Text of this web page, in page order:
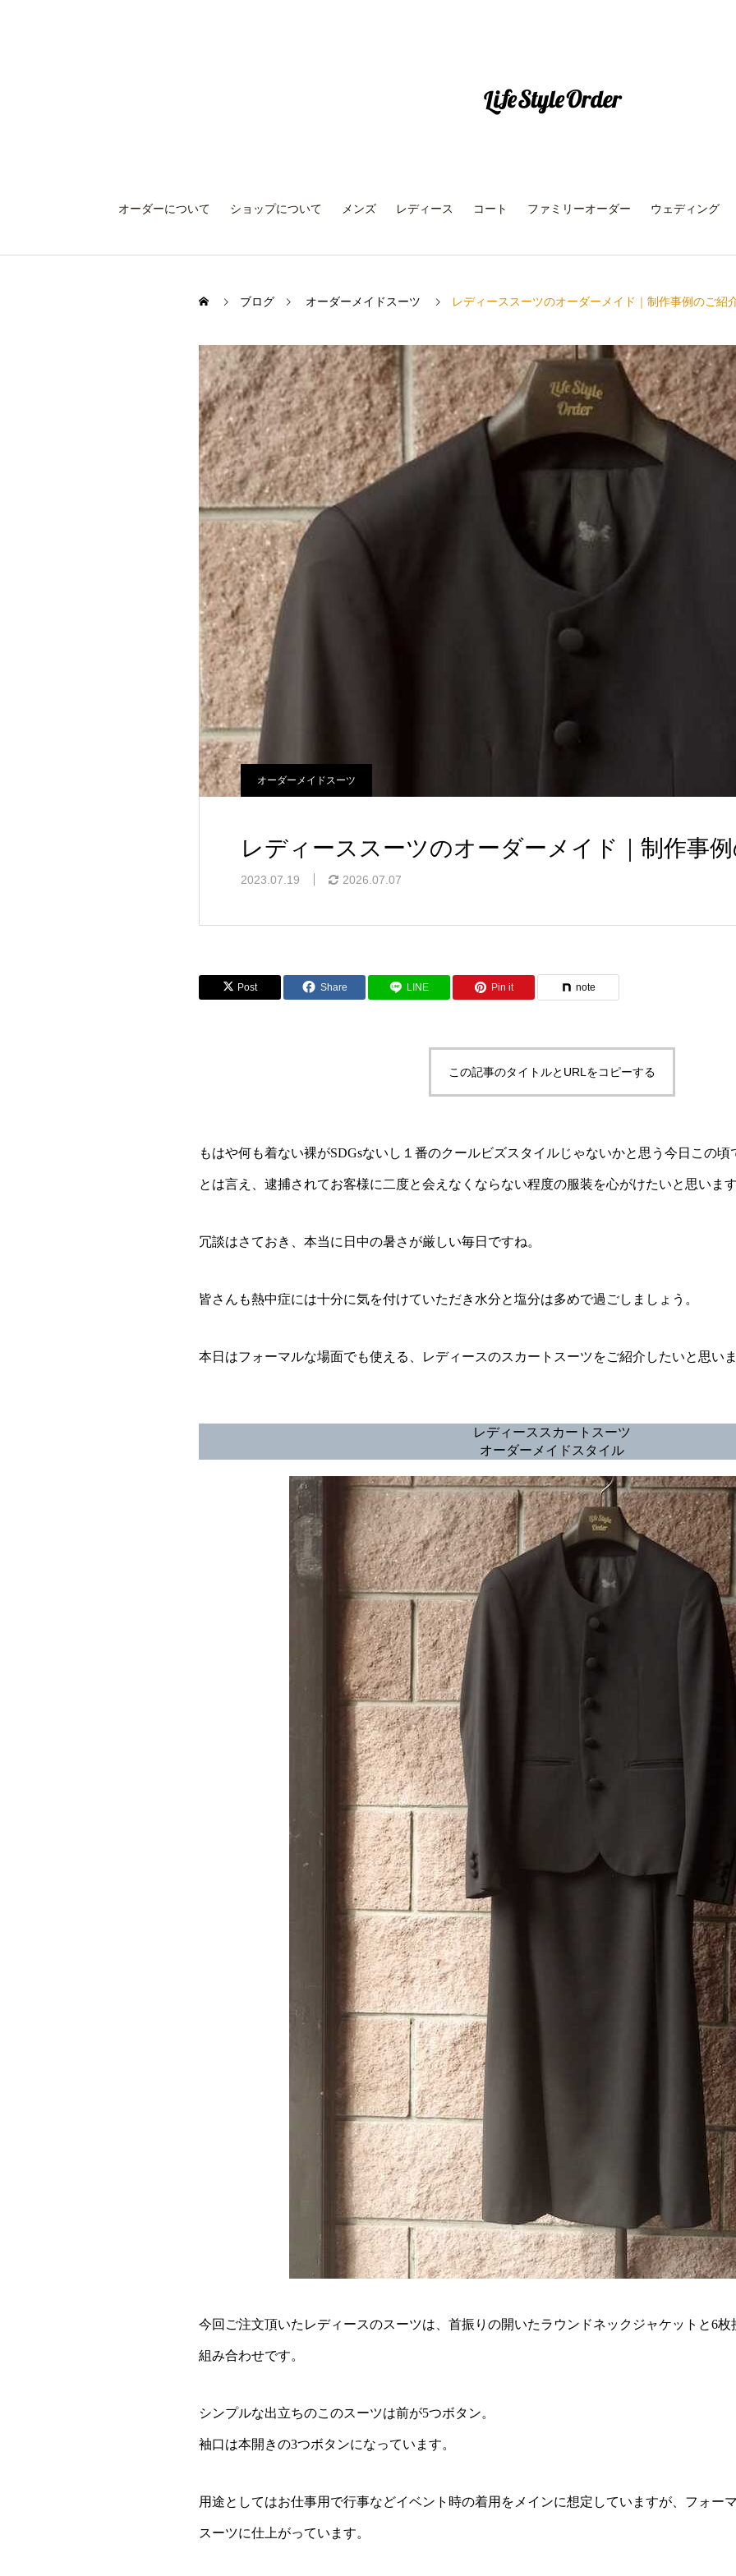
オーダーについて ショップについて メンズ レディース コート ファミリーオーダー ウェディング
ブログ オーダーメイドスーツ レディーススーツのオーダーメイド｜制作事例のご紹
オーダーメイドスーツ
レディーススーツのオーダーメイド｜制作事
2023.07.19 2026.07.07
Post Share LINE Pin it note
この記事のタイトルとURLをコピーする
もはや何も着ない裸がSDGsないし１番のクールビズスタイルじゃないかと思う今日この頃
とは言え、逮捕されてお客様に二度と会えなくならない程度の服装を心がけたいと思いま
冗談はさておき、本当に日中の暑さが厳しい毎日ですね。
皆さんも熱中症には十分に気を付けていただき水分と塩分は多めで過ごしましょう。
本日はフォーマルな場面でも使える、レディースのスカートスーツをご紹介したいと思い
レディーススカートスーツ
オーダーメイドスタイル
今回ご注文頂いたレディースのスーツは、首振りの開いたラウンドネックジャケットと6
組み合わせです。
シンプルな出立ちのこのスーツは前が5つボタン。
袖口は本開きの3つボタンになっています。
用途としてはお仕事用で行事などイベント時の着用をメインに想定していますが、フォー
スーツに仕上がっています。